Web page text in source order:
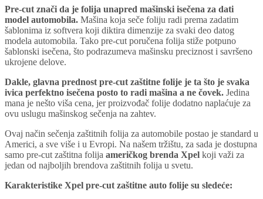
Pre-cut znači da je folija unapred mašinski isečena za dati
model automobila. Mašina koja seče foliju radi prema zadatim
šablonima iz softvera koji diktira dimenzije za svaki deo datog
modela automobila. Tako pre-cut poručena folija stiže potpuno
šablonski isečena, što podrazumeva mašinsku preciznost i savršeno
ukrojene delove.
Dakle, glavna prednost pre-cut zaštitne folije je ta što je svaka
ivica perfektno isečena posto to radi mašina a ne čovek. Jedina
mana je nešto viša cena, jer proizvođač folije dodatno naplaćuje za
ovu uslugu mašinskog sečenja na zahtev.
Ovaj način sečenja zaštitnih folija za automobile postao je standard u
Americi, a sve više i u Evropi. Na našem tržištu, za sada je dostupna
samo pre-cut zaštitna folija američkog brenda Xpel koji važi za
jedan od najboljih brendova zaštitnih folija u svetu.
Karakteristike Xpel pre-cut zaštitne auto folije su sledeće: